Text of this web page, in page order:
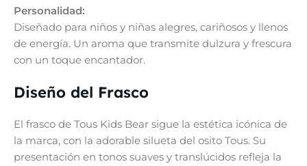
Personalidad:
Diseñado para niños y niñas alegres, cariñosos y llenos
de energía. Un aroma que transmite dulzura y frescura
con un toque encantador.
Diseño del Frasco
El frasco de Tous Kids Bear sigue la estética icónica de
la marca, con la adorable silueta del osito Tous. Su
presentación en tonos suaves y translúcidos refleja la